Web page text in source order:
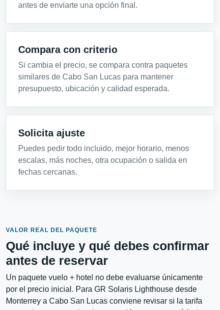
antes de enviarte una opción final.
Compara con criterio
Si cambia el precio, se compara contra paquetes
similares de Cabo San Lucas para mantener
presupuesto, ubicación y calidad esperada.
Solicita ajuste
Puedes pedir todo incluido, mejor horario, menos
escalas, más noches, otra ocupación o salida en
fechas cercanas.
VALOR REAL DEL PAQUETE
Qué incluye y qué debes confirmar
antes de reservar
Un paquete vuelo + hotel no debe evaluarse únicamente
por el precio inicial. Para GR Solaris Lighthouse desde
Monterrey a Cabo San Lucas conviene revisar si la tarifa